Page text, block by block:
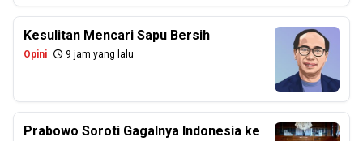
Kesulitan Mencari Sapu Bersih
Opini 9 jam yang lalu
Prabowo Soroti Gagalnya Indonesia ke